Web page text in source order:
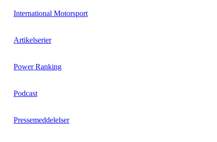
International Motorsport
Artikelserier
Power Ranking
Podcast
Pressemeddelelser